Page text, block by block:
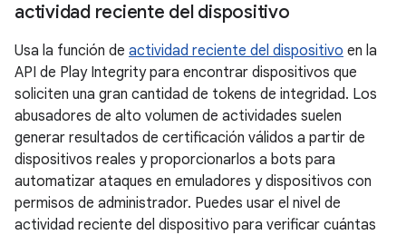
actividad reciente del dispositivo
Usa la función de actividad reciente del dispositivo en la
API de Play Integrity para encontrar dispositivos que
soliciten una gran cantidad de tokens de integridad. Los
abusadores de alto volumen de actividades suelen
generar resultados de certificación válidos a partir de
dispositivos reales y proporcionarlos a bots para
automatizar ataques en emuladores y dispositivos con
permisos de administrador. Puedes usar el nivel de
actividad reciente del dispositivo para verificar cuántas